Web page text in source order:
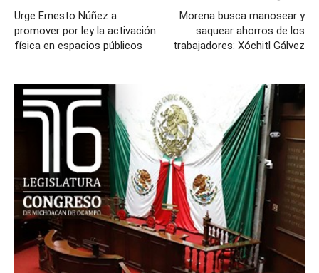
Urge Ernesto Núñez a
promover por ley la activación
física en espacios públicos
Morena busca manosear y
saquear ahorros de los
trabajadores: Xóchitl Gálvez